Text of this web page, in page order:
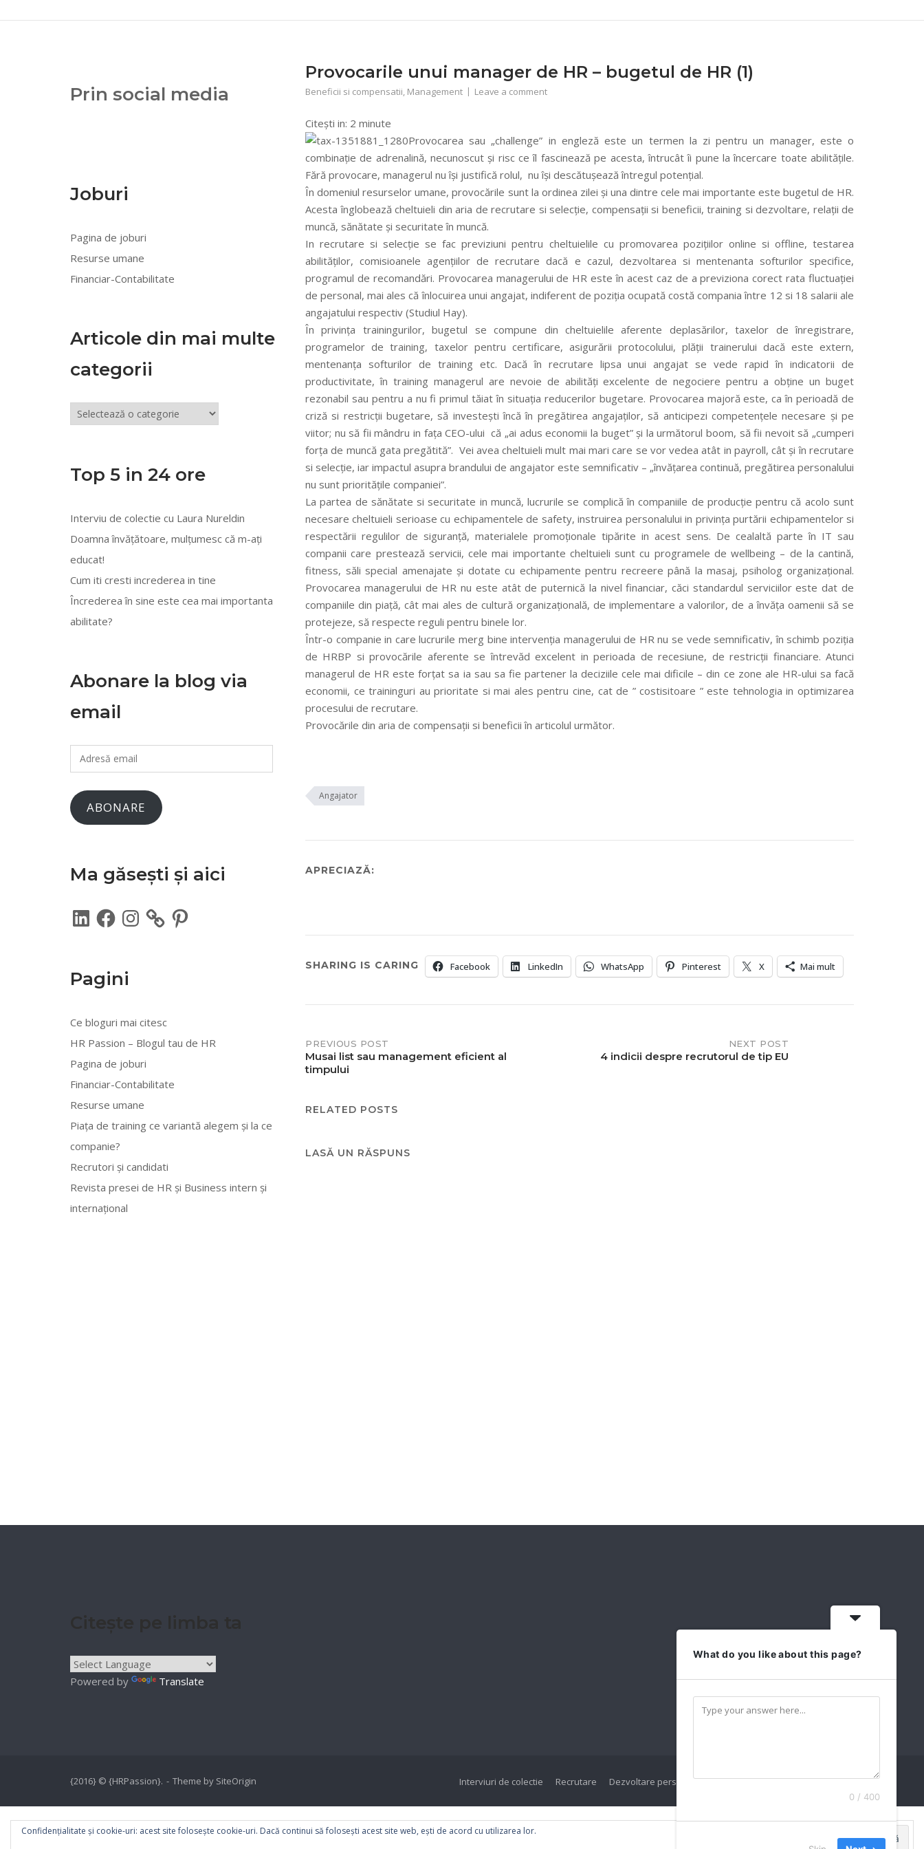
Provocarile unui manager de HR – bugetul de HR (1)
Beneficii si compensatii, Management Leave a comment
Citești in: 2 minute
Provocarea sau „challenge” in engleză este un termen la zi pentru un manager, este o
combinație de adrenalină, necunoscut și risc ce îl fascinează pe acesta, întrucât îi pune la încercare toate abilitățile.
Fără provocare, managerul nu își justifică rolul, nu își descătușează întregul potențial.
În domeniul resurselor umane, provocările sunt la ordinea zilei și una dintre cele mai importante este bugetul de HR.
Acesta înglobează cheltuieli din aria de recrutare si selecție, compensații si beneficii, training si dezvoltare, relații de
muncă, sănătate și securitate în muncă.
In recrutare si selecție se fac previziuni pentru cheltuielile cu promovarea pozițiilor online si offline, testarea
abilităților, comisioanele agențiilor de recrutare dacă e cazul, dezvoltarea si mentenanta softurilor specifice,
programul de recomandări. Provocarea managerului de HR este în acest caz de a previziona corect rata fluctuației
de personal, mai ales că înlocuirea unui angajat, indiferent de poziția ocupată costă compania între 12 si 18 salarii ale
angajatului respectiv (Studiul Hay).
În privința trainingurilor, bugetul se compune din cheltuielile aferente deplasărilor, taxelor de înregistrare,
programelor de training, taxelor pentru certificare, asigurării protocolului, plății trainerului dacă este extern,
mentenanța softurilor de training etc. Dacă în recrutare lipsa unui angajat se vede rapid în indicatorii de
productivitate, în training managerul are nevoie de abilități excelente de negociere pentru a obține un buget
rezonabil sau pentru a nu fi primul tăiat în situația reducerilor bugetare. Provocarea majoră este, ca în perioadă de
criză si restricții bugetare, să investești încă în pregătirea angajaților, să anticipezi competențele necesare și pe
viitor; nu să fii mândru in fața CEO-ului că „ai adus economii la buget” și la următorul boom, să fii nevoit să „cumperi
forța de muncă gata pregătită”. Vei avea cheltuieli mult mai mari care se vor vedea atât in payroll, cât și în recrutare
si selecție, iar impactul asupra brandului de angajator este semnificativ – „învățarea continuă, pregătirea personalului
nu sunt prioritățile companiei”.
La partea de sănătate si securitate in muncă, lucrurile se complică în companiile de producție pentru că acolo sunt
necesare cheltuieli serioase cu echipamentele de safety, instruirea personalului in privința purtării echipamentelor si
respectării regulilor de siguranță, materialele promoționale tipărite in acest sens. De cealaltă parte în IT sau
companii care prestează servicii, cele mai importante cheltuieli sunt cu programele de wellbeing – de la cantină,
fitness, săli special amenajate și dotate cu echipamente pentru recreere până la masaj, psiholog organizațional.
Provocarea managerului de HR nu este atât de puternică la nivel financiar, căci standardul serviciilor este dat de
companiile din piață, cât mai ales de cultură organizațională, de implementare a valorilor, de a învăța oamenii să se
protejeze, să respecte reguli pentru binele lor.
Într-o companie in care lucrurile merg bine intervenția managerului de HR nu se vede semnificativ, în schimb poziția
de HRBP si provocările aferente se întrevăd excelent in perioada de recesiune, de restricții financiare. Atunci
managerul de HR este forțat sa ia sau sa fie partener la deciziile cele mai dificile – din ce zone ale HR-ului sa facă
economii, ce traininguri au prioritate si mai ales pentru cine, cat de ” costisitoare ” este tehnologia in optimizarea
procesului de recrutare.
Provocările din aria de compensații si beneficii în articolul următor.
Angajator
APRECIAZĂ:
SHARING IS CARING Facebook LinkedIn WhatsApp Pinterest X Mai mult
Post
navigation
PREVIOUS POST
Musai list sau management eficient al
timpului
NEXT POST
4 indicii despre recrutorul de tip EU
RELATED POSTS
LASĂ UN RĂSPUNS
Prin social media
Joburi
Pagina de joburi
Resurse umane
Financiar-Contabilitate
Articole din mai multe
categorii
Articole
din
categorii
Top 5 in 24 ore
Interviu de colectie cu Laura Nureldin
Doamna învățătoare, mulțumesc că m-ați
educat!
Cum iti cresti increderea in tine
Încrederea în sine este cea mai importanta
abilitate?
Abonare la blog via
email
Adresă
email
ABONARE
Ma găsești și aici
LinkedInFacebookInstagram Pinterest
Pagini
Ce bloguri mai citesc
HR Passion – Blogul tau de HR
Pagina de joburi
Financiar-Contabilitate
Resurse umane
Piața de training ce variantă alegem și la ce
companie?
Recrutori și candidati
Revista presei de HR și Business intern și
internațional
Powered by Translate
{2016} © {HRPassion}. Theme by SiteOrigin Interviuri de colectie Recrutare Dezvoltare personala Sisteme de HR Pagina de joburi
Confidențialitate și cookie-uri: acest site folosește cookie-uri. Dacă continui să folosești acest site web, ești de acord cu utilizarea lor.
What do you like about this page?
0 / 400